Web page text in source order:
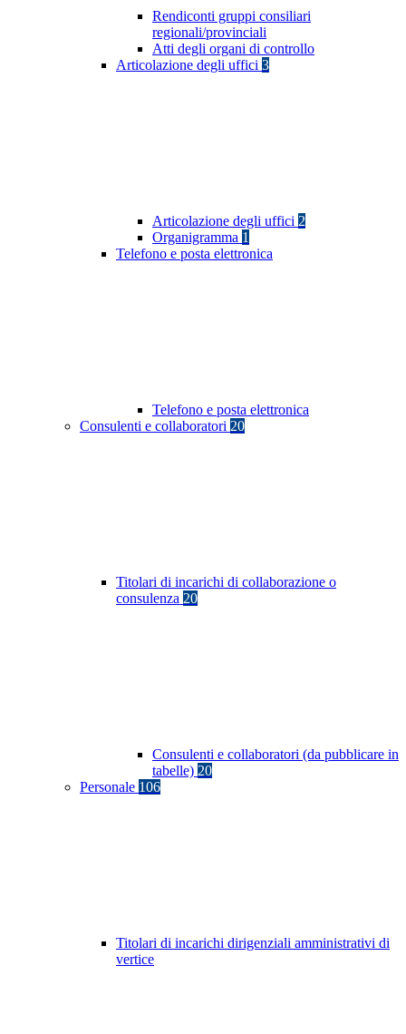
Rendiconti gruppi consiliari
regionali/provinciali
Atti degli organi di controllo
Articolazione degli uffici 3
Articolazione degli uffici 2
Organigramma 1
Telefono e posta elettronica
Telefono e posta elettronica
Consulenti e collaboratori 20
Titolari di incarichi di collaborazione o
consulenza 20
Consulenti e collaboratori (da pubblicare in
tabelle) 20
Personale 106
Titolari di incarichi dirigenziali amministrativi di
vertice